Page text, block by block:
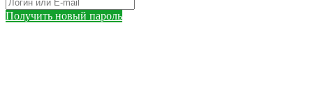
Получить новый пароль